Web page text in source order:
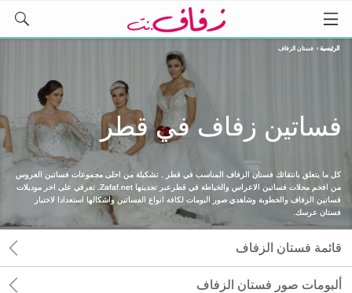
الرئيسية › فستان الزفاف
فساتين زفاف في قطر
كل ما يتعلق بانتقائك فستان الزفاف المناسب في قطر , تشكيلة من احلى مجموعات فساتين العروس
من افخم محلات فساتين الاعراس والخياطة في قطرعبر تجدينها Zafaf.net. تعرفي على اخر موديلات
فساتين الزفاف والخطوبة وشاهدي صور البومات لكافة انواع الفساتين واشكالها استعدادا لاختيار
فستان عرسك.
قائمة فستان الزفاف
ألبومات صور فستان الزفاف